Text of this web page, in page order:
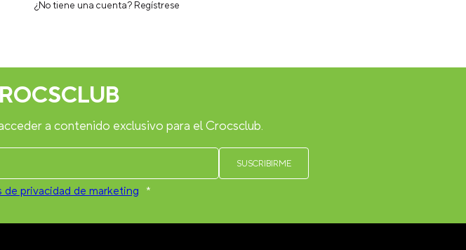
¿No tiene una cuenta? Regístrese
a contenido exclusivo para el Crocsclub.
de privacidad de marketing *